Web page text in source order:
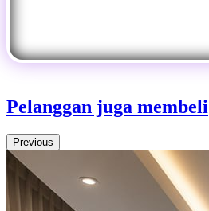
Pelanggan juga membeli
Previous